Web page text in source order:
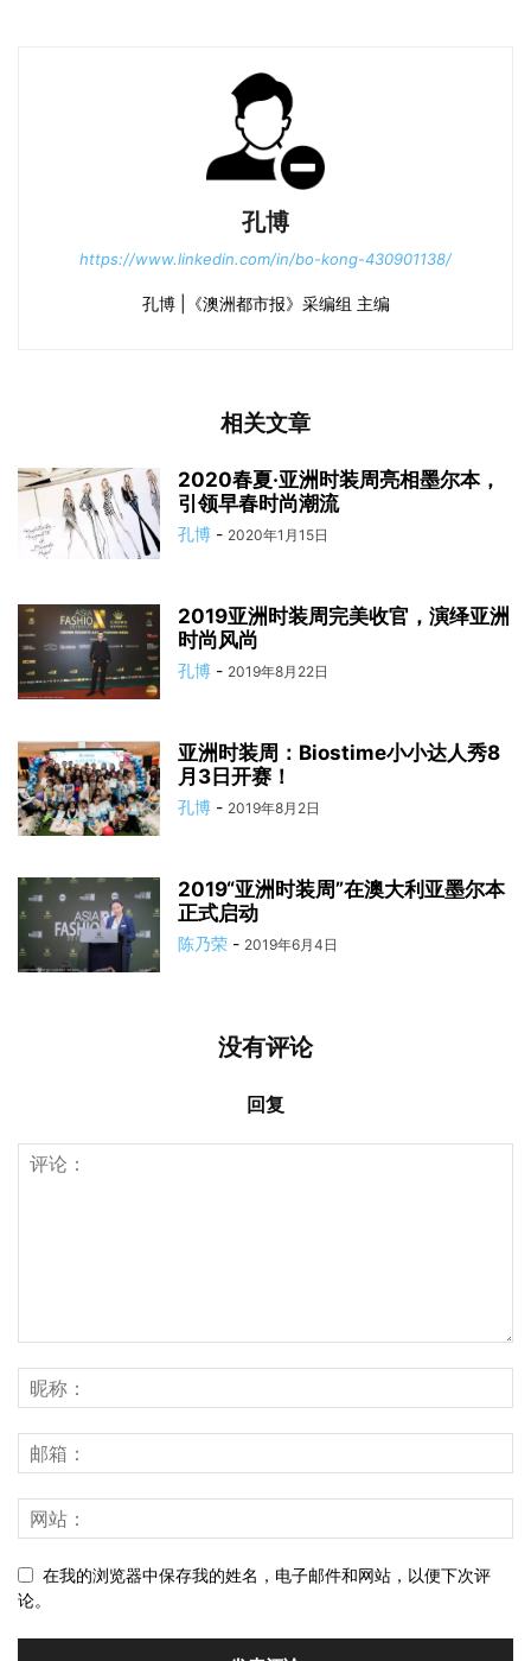
孔博
https://www.linkedin.com/in/bo-kong-430901138/
孔博 |《澳洲都市报》采编组 主编
相关文章
2020春夏·亚洲时装周亮相墨尔本，
引领早春时尚潮流
孔博 - 2020年1月15日
2019亚洲时装周完美收官，演绎亚洲
时尚风尚
孔博 - 2019年8月22日
亚洲时装周：Biostime小小达人秀8
月3日开赛！
孔博 - 2019年8月2日
2019“亚洲时装周”在澳大利亚墨尔本
正式启动
陈乃荣 - 2019年6月4日
没有评论
回复
在我的浏览器中保存我的姓名，电子邮件和网站，以便下次评
论。